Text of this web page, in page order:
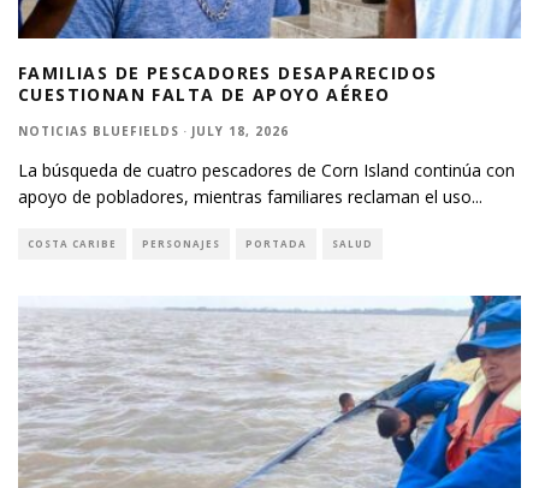
FAMILIAS DE PESCADORES DESAPARECIDOS
CUESTIONAN FALTA DE APOYO AÉREO
NOTICIAS BLUEFIELDS · JULY 18, 2026
La búsqueda de cuatro pescadores de Corn Island continúa con
apoyo de pobladores, mientras familiares reclaman el uso...
COSTA CARIBE PERSONAJES PORTADA SALUD